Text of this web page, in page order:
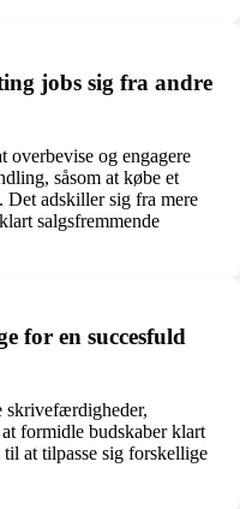
jobs sig fra andre
og engagere
såsom at købe et
Det adskiller sig fra mere
salgsfremmende
for en succesfuld
skrivefærdigheder,
formidle budskaber klart
at tilpasse sig forskellige